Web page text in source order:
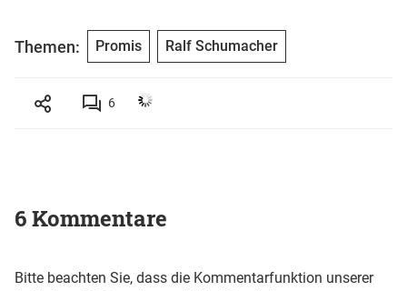
Themen: Promis Ralf Schumacher
6
6 Kommentare
Bitte beachten Sie, dass die Kommentarfunktion unserer